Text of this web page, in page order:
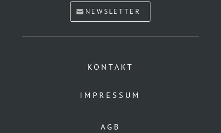
NEWSLETTER
KONTAKT
IMPRESSUM
AGB